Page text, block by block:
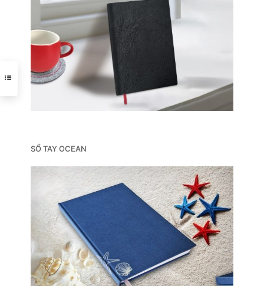
SỔ TAY OCEAN